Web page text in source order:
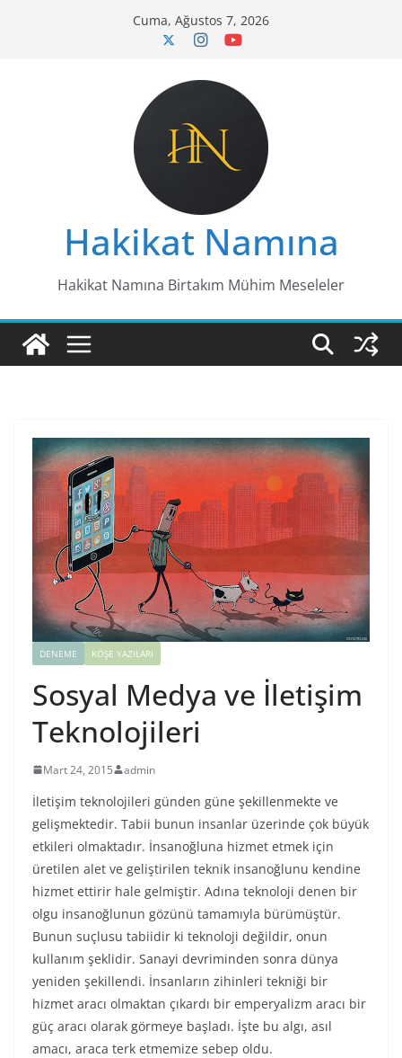
Cuma, Ağustos 7, 2026
Hakikat Namına
Hakikat Namına Birtakım Mühim Meseleler
DENEME KÖŞE YAZILARI
Sosyal Medya ve İletişim
Teknolojileri
Mart 24, 2015 admin
İletişim teknolojileri günden güne şekillenmekte ve
gelişmektedir. Tabii bunun insanlar üzerinde çok büyük
etkileri olmaktadır. İnsanoğluna hizmet etmek için
üretilen alet ve geliştirilen teknik insanoğlunu kendine
hizmet ettirir hale gelmiştir. Adına teknoloji denen bir
olgu insanoğlunun gözünü tamamıyla bürümüştür.
Bunun suçlusu tabiidir ki teknoloji değildir, onun
kullanım şeklidir. Sanayi devriminden sonra dünya
yeniden şekillendi. İnsanların zihinleri tekniği bir
hizmet aracı olmaktan çıkardı bir emperyalizm aracı bir
güç aracı olarak görmeye başladı. İşte bu algı, asıl
amacı, araca terk etmemize sebep oldu.